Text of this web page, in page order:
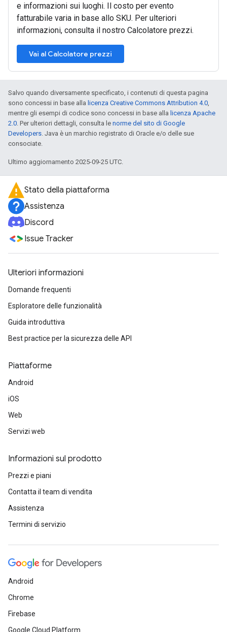
e informazioni sui luoghi. Il costo per evento
fatturabile varia in base allo SKU. Per ulteriori
informazioni, consulta il nostro Calcolatore prezzi.
Vai al Calcolatore prezzi
Salvo quando diversamente specificato, i contenuti di questa pagina
sono concessi in base alla licenza Creative Commons Attribution 4.0
mentre gli esempi di codice sono concessi in base alla licenza Apache
2.0 . Per ulteriori dettagli, consulta le norme del sito di Google
Developers . Java è un marchio registrato di Oracle e/o delle sue
consociate.
Ultimo aggiornamento 2025-09-25 UTC.
Stato della piattaforma
Assistenza
Discord
Issue Tracker
Ulteriori informazioni
Domande frequenti
Esploratore delle funzionalità
Guida introduttiva
Best practice per la sicurezza delle API
Piattaforme
Android
iOS
Web
Servizi web
Informazioni sul prodotto
Prezzi e piani
Contatta il team di vendita
Assistenza
Termini di servizio
Android
Chrome
Firebase
Google Cloud Platform